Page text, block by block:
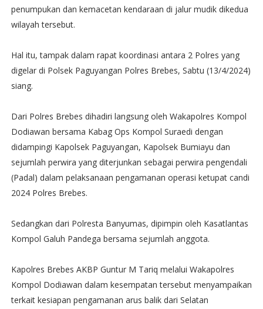
penumpukan dan kemacetan kendaraan di jalur mudik dikedua
wilayah tersebut.
Hal itu, tampak dalam rapat koordinasi antara 2 Polres yang
digelar di Polsek Paguyangan Polres Brebes, Sabtu (13/4/2024)
siang.
Dari Polres Brebes dihadiri langsung oleh Wakapolres Kompol
Dodiawan bersama Kabag Ops Kompol Suraedi dengan
didampingi Kapolsek Paguyangan, Kapolsek Bumiayu dan
sejumlah perwira yang diterjunkan sebagai perwira pengendali
(Padal) dalam pelaksanaan pengamanan operasi ketupat candi
2024 Polres Brebes.
Sedangkan dari Polresta Banyumas, dipimpin oleh Kasatlantas
Kompol Galuh Pandega bersama sejumlah anggota.
Kapolres Brebes AKBP Guntur M Tariq melalui Wakapolres
Kompol Dodiawan dalam kesempatan tersebut menyampaikan
terkait kesiapan pengamanan arus balik dari Selatan